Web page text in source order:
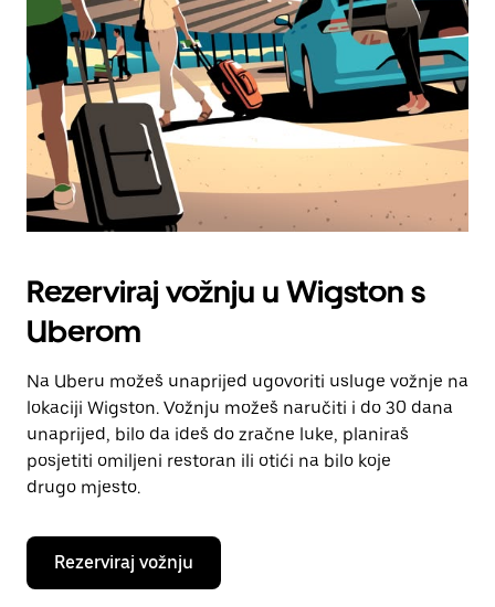
Rezerviraj vožnju u Wigston s
Uberom
Na Uberu možeš unaprijed ugovoriti usluge vožnje na
lokaciji Wigston. Vožnju možeš naručiti i do 30 dana
unaprijed, bilo da ideš do zračne luke, planiraš
posjetiti omiljeni restoran ili otići na bilo koje
drugo mjesto.
Rezerviraj vožnju